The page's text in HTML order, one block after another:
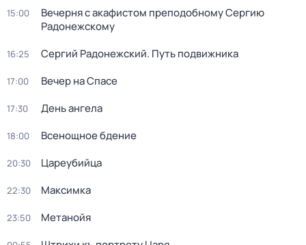
15:00
Вечерня с акафистом преподобному Сергию
Радонежскому
16:25 Сергий Радонежский. Путь подвижника
17:00 Вечер на Спасе
17:30 День ангела
18:00 Всенощное бдение
20:30 Цареубийца
22:30 Максимка
23:50 Метанойя